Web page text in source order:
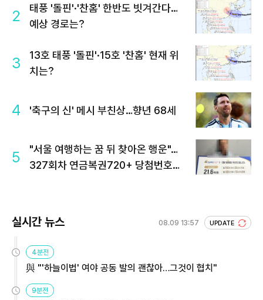
2
태풍 '돌핀'·'찬홈' 한반도 빗겨간다…
예상 경로는?
3
13호 태풍 '돌핀'·15호 '찬홈' 현재 위
치는?
4 '축구의 신' 메시 부친상…향년 68세
5
"서울 여행하는 꿈 뒤 찾아온 행운"…
327회차 연금복권720+ 당첨번호조
실시간 뉴스 08.09 13:57 UPDATE
4분전
與 "'하늘이법' 여야 공동 발의 괜찮아…그것이 협치"
9분전